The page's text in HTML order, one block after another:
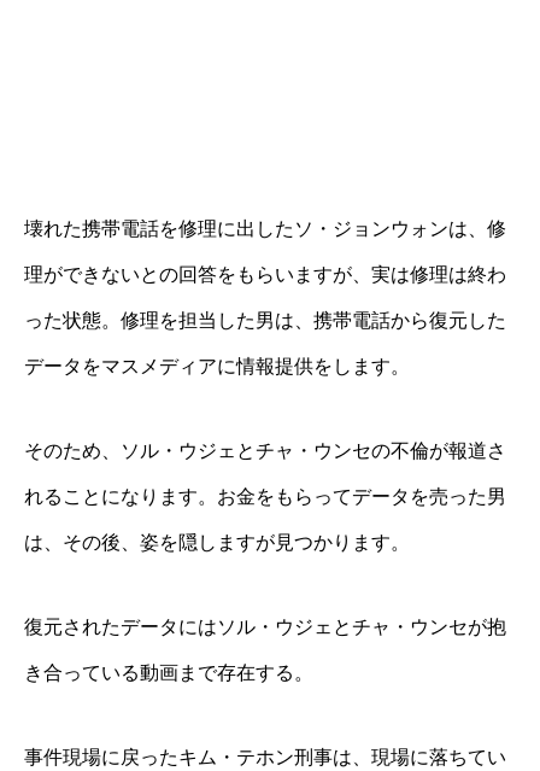
壊れた携帯電話を修理に出したソ・ジョンウォンは、修
理ができないとの回答をもらいますが、実は修理は終わ
った状態。修理を担当した男は、携帯電話から復元した
データをマスメディアに情報提供をします。
そのため、ソル・ウジェとチャ・ウンセの不倫が報道さ
れることになります。お金をもらってデータを売った男
は、その後、姿を隠しますが見つかります。
復元されたデータにはソル・ウジェとチャ・ウンセが抱
き合っている動画まで存在する。
事件現場に戻ったキム・テホン刑事は、現場に落ちてい